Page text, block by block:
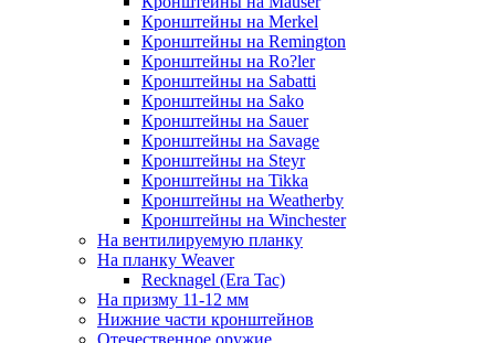
Кронштейны на Merkel
Кронштейны на Remington
Кронштейны на Ro?ler
Кронштейны на Sabatti
Кронштейны на Sako
Кронштейны на Sauer
Кронштейны на Savage
Кронштейны на Steyr
Кронштейны на Tikka
Кронштейны на Weatherby
Кронштейны на Winchester
На вентилируемую планку
На планку Weaver
Recknagel (Era Tac)
На призму 11-12 мм
Нижние части кронштейнов
Отечественное оружие